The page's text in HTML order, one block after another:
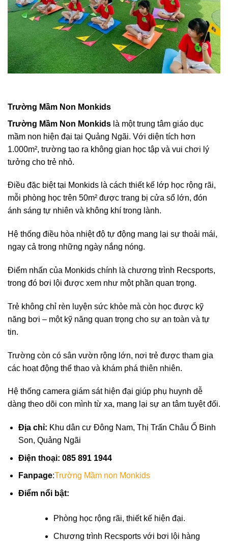
Trường Mầm Non Monkids
Trường Mầm Non Monkids là một trung tâm giáo dục
mầm non hiện đại tại Quảng Ngãi. Với diện tích hơn
1.000m², trường tạo ra không gian học tập và vui chơi lý
tưởng cho trẻ nhỏ.
Điều đặc biệt tại Monkids là cách thiết kế lớp học rộng rãi,
mỗi phòng học trên 50m² được trang bị cửa sổ lớn, đón
ánh sáng tự nhiên và không khí trong lành.
Hệ thống điều hòa nhiệt độ tự động mang lại sự thoải mái,
ngay cả trong những ngày nắng nóng.
Điểm nhấn của Monkids chính là chương trình Recsports,
trong đó bơi lội được xem như một phần quan trọng.
Trẻ không chỉ rèn luyện sức khỏe mà còn học được kỹ
năng bơi – một kỹ năng quan trọng cho sự an toàn và tự
tin.
Trường còn có sân vườn rộng lớn, nơi trẻ được tham gia
các hoạt động thể thao và khám phá thiên nhiên.
Hệ thống camera giám sát hiện đại giúp phụ huynh dễ
dàng theo dõi con mình từ xa, mang lại sự an tâm tuyệt đối.
Địa chỉ: Khu dân cư Đông Nam, Thị Trấn Châu Ổ Binh
Son, Quảng Ngãi
Điện thoại: 085 891 1944
Fanpage:Trường Mầm non Monkids
Điểm nổi bật:
Phòng học rộng rãi, thiết kế hiện đại.
Chương trình Recsports với bơi lội hàng